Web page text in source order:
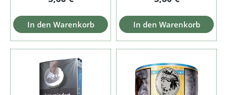
In den Warenkorb In den Warenkorb